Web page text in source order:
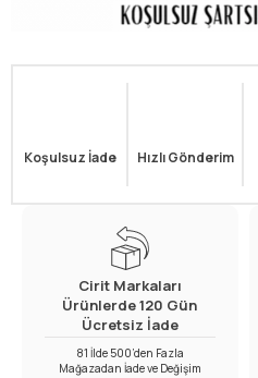
Koşulsuz İade Hızlı Gönderim
Cirit Markaları
Ürünlerde 120 Gün
Ücretsiz İade
81 İlde 500’den Fazla
Mağazadan İade ve Değişim